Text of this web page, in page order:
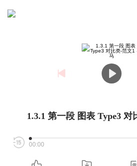
1.3.1 第一段 图表 Type3 对
00:00